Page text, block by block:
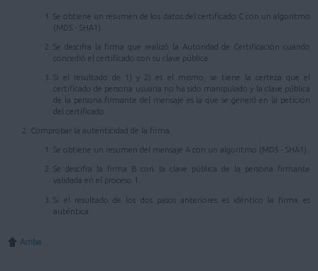
Se obtiene un resumen de los datos del certificado C con un algoritmo
(MD5 - SHA1).
Se descifra la firma que realizó la Autoridad de Certificación cuando
concedió el certificado con su clave pública.
Si el resultado de 1) y 2) es el mismo, se tiene la certeza que el
certificado de persona usuaria no ha sido manipulado y la clave pública
de la persona firmante del mensaje es la que se generó en la petición
del certificado.
Comprobar la autenticidad de la firma.
Se obtiene un resumen del mensaje A con un algoritmo (MD5 - SHA1).
Se descifra la firma B con la clave pública de la persona firmante
validada en el proceso 1.
Si el resultado de los dos pasos anteriores es idéntico la firma es
auténtica.
Arriba